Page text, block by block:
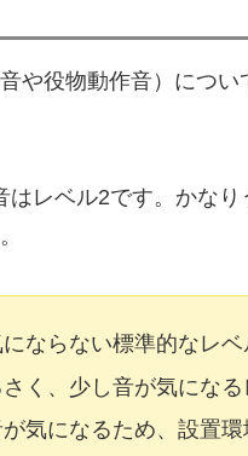
や役物動作音）につ
はレベル2です。かな
ならない標準的なレベ
く、少し音が気にな
気になるため、設置